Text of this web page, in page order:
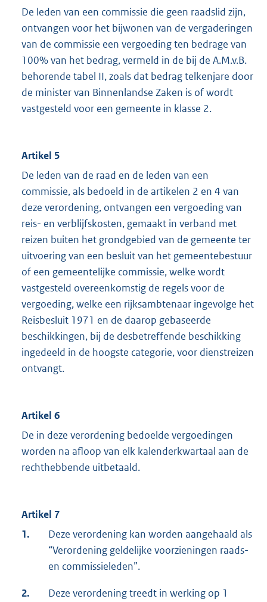
De leden van een commissie die geen raadslid zijn,
ontvangen voor het bijwonen van de vergaderingen
van de commissie een vergoeding ten bedrage van
100% van het bedrag, vermeld in de bij de A.M.v.B.
behorende tabel II, zoals dat bedrag telkenjare door
de minister van Binnenlandse Zaken is of wordt
vastgesteld voor een gemeente in klasse 2.
Artikel 5
De leden van de raad en de leden van een
commissie, als bedoeld in de artikelen 2 en 4 van
deze verordening, ontvangen een vergoeding van
reis- en verblijfskosten, gemaakt in verband met
reizen buiten het grondgebied van de gemeente ter
uitvoering van een besluit van het gemeentebestuur
of een gemeentelijke commissie, welke wordt
vastgesteld overeenkomstig de regels voor de
vergoeding, welke een rijksambtenaar ingevolge het
Reisbesluit 1971 en de daarop gebaseerde
beschikkingen, bij de desbetreffende beschikking
ingedeeld in de hoogste categorie, voor dienstreizen
ontvangt.
Artikel 6
De in deze verordening bedoelde vergoedingen
worden na afloop van elk kalenderkwartaal aan de
rechthebbende uitbetaald.
Artikel 7
1.
Deze verordening kan worden aangehaald als
“Verordening geldelijke voorzieningen raads-
en commissieleden”.
2.
Deze verordening treedt in werking op 1